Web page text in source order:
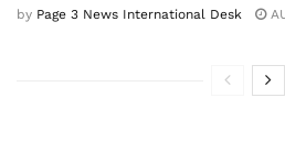
by Page 3 News International Desk